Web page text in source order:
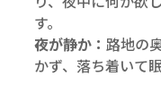
す。
夜が静か： 路地の
かず、落ち着いて眠